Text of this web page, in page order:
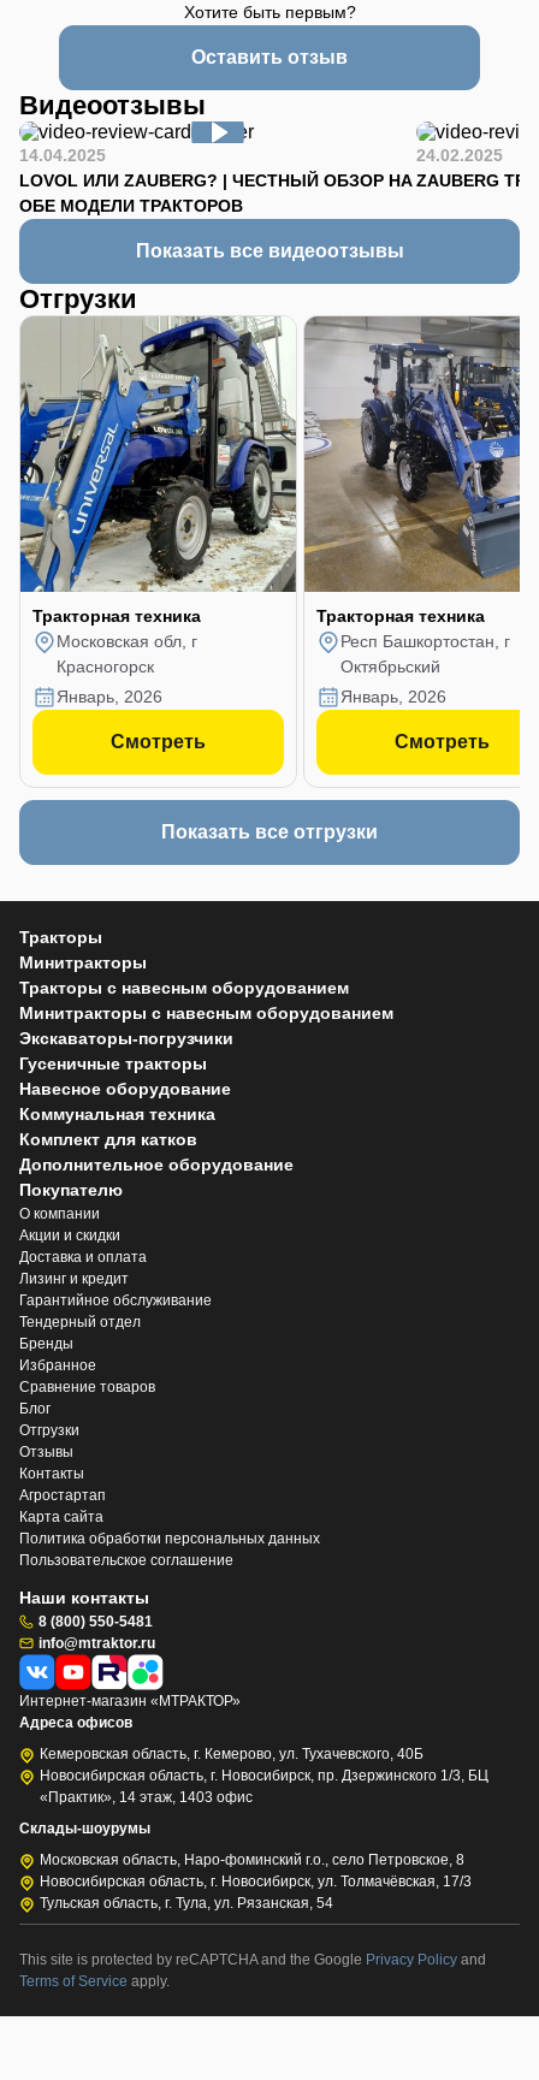
Хотите быть первым?
Оставить отзыв
Видеоотзывы
14.04.2025
LOVOL ИЛИ ZAUBERG? | ЧЕСТНЫЙ ОБЗОР НА
ОБЕ МОДЕЛИ ТРАКТОРОВ
24.02.2025
ZAUBERG
Показать все видеоотзывы
Отгрузки
Тракторная техника
Московская обл, г
Красногорск
январь, 2026
Смотреть
Тракторная техника
Респ Башкортостан, г
Октябрьский
январь, 2026
Смотреть
Показать все отгрузки
Тракторы
Минитракторы
Тракторы с навесным оборудованием
Минитракторы с навесным оборудованием
Экскаваторы-погрузчики
Гусеничные тракторы
Навесное оборудование
Коммунальная техника
Комплект для катков
Дополнительное оборудование
Покупателю
О компании
Акции и скидки
Доставка и оплата
Лизинг и кредит
Гарантийное обслуживание
Тендерный отдел
Бренды
Избранное
Сравнение товаров
Блог
Отгрузки
Отзывы
Контакты
Агростартап
Карта сайта
Политика обработки персональных данных
Пользовательское соглашение
Наши контакты
8 (800) 550-5481
info@mtraktor.ru
Интернет-магазин «МТРАКТОР»
Адреса офисов
Кемеровская область, г. Кемерово, ул. Тухачевского, 40Б
Новосибирская область, г. Новосибирск, пр. Дзержинского 1/3, БЦ
«Практик», 14 этаж, 1403 офис
Склады-шоурумы
Московская область, Наро-фоминский г.о., село Петровское, 8
Новосибирская область, г. Новосибирск, ул. Толмачёвская, 17/3
Тульская область, г. Тула, ул. Рязанская, 54
This site is protected by reCAPTCHA and the Google Privacy Policy and
Terms of Service apply.